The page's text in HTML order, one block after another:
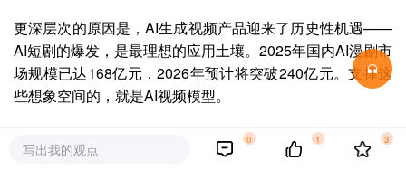
更深层次的原因是，AI生成视频产品迎来了历史性机遇——
AI短剧的爆发，是最理想的应用土壤。2025年国内AI漫剧市
场规模已达168亿元，2026年预计将突破240亿元。支撑这
些想象空间的，就是AI视频模型。
然而，用户与收入的增长，只是故事的开篇。当技术惊艳全
球之后，一个更现实、也更残酷的问题摆在面前：如何将流
写出我的观点
0 1 3